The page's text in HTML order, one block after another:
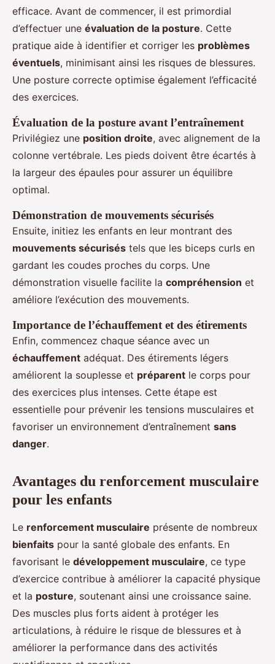
efficace. Avant de commencer, il est primordial
d’effectuer une évaluation de la posture. Cette
pratique aide à identifier et corriger les problèmes
éventuels, minimisant ainsi les risques de blessures.
Une posture correcte optimise également l’efficacité
des exercices.
Évaluation de la posture avant l’entraînement
Privilégiez une position droite, avec alignement de la
colonne vertébrale. Les pieds doivent être écartés à
la largeur des épaules pour assurer un équilibre
optimal.
Démonstration de mouvements sécurisés
Ensuite, initiez les enfants en leur montrant des
mouvements sécurisés tels que les biceps curls en
gardant les coudes proches du corps. Une
démonstration visuelle facilite la compréhension et
améliore l’exécution des mouvements.
Importance de l’échauffement et des étirements
Enfin, commencez chaque séance avec un
échauffement adéquat. Des étirements légers
améliorent la souplesse et préparent le corps pour
des exercices plus intenses. Cette étape est
essentielle pour prévenir les tensions musculaires et
favoriser un environnement d’entraînement sans
danger.
Avantages du renforcement musculaire
pour les enfants
Le renforcement musculaire présente de nombreux
bienfaits pour la santé globale des enfants. En
favorisant le développement musculaire, ce type
d’exercice contribue à améliorer la capacité physique
et la posture, soutenant ainsi une croissance saine.
Des muscles plus forts aident à protéger les
articulations, à réduire le risque de blessures et à
améliorer la performance dans des activités